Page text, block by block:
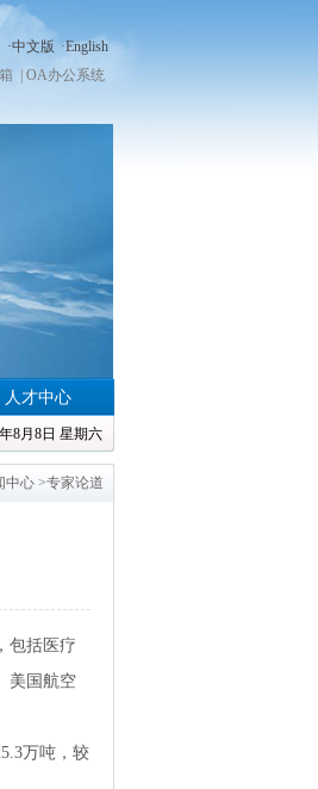
·中文版 ·English
OA办公系统
8月8日 星期六
人才中心
中心 >专家论道
包括医疗
美国航空
万吨，较